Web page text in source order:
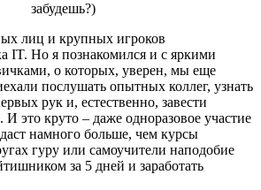
забудешь?)
лиц и крупных игроков
IT. Но я познакомился и с яркими
о которых, уверен, мы еще
послушать опытных коллег, узнать
рук и, естественно, завести
И это круто – даже одноразовое участие
намного больше, чем курсы
гуру или самоучители наподобие
за 5 дней и заработать